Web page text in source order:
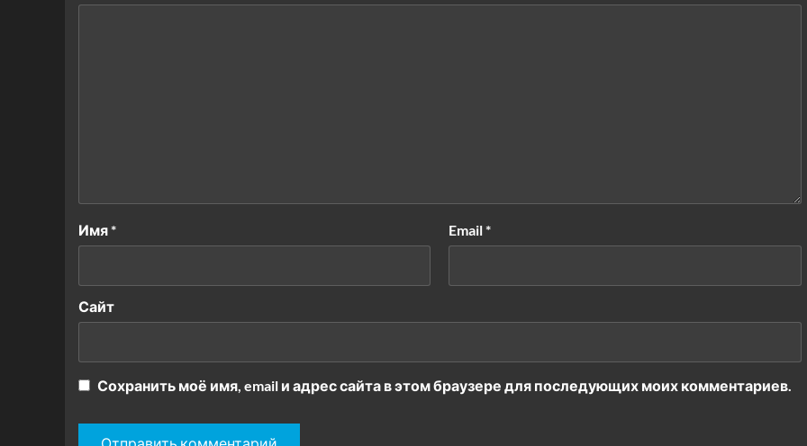
Имя* Email*
Сайт
Сохранить моё имя, email и адрес сайта в этом браузере для последующих моих комментариев.